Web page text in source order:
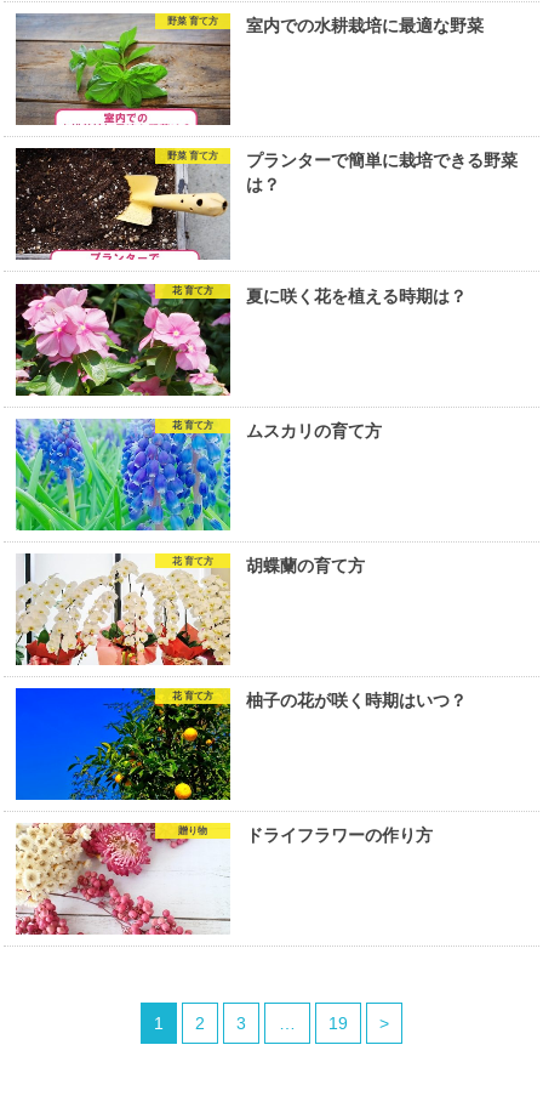
野菜 育て方 室内での水耕栽培に最適な野菜
野菜 育て方
プランターで簡単に栽培できる野菜
は？
花 育て方 夏に咲く花を植える時期は？
花 育て方 ムスカリの育て方
花 育て方 胡蝶蘭の育て方
花 育て方 柚子の花が咲く時期はいつ？
贈り物 ドライフラワーの作り方
1 2 3 19 >